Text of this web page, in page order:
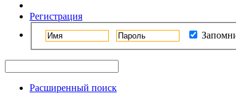
Регистрация
Расширенный поиск